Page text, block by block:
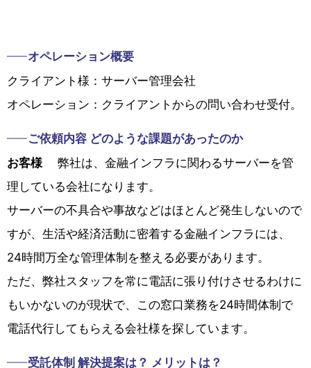
オペレーション概要
クライアント様：サーバー管理会社
オペレーション：クライアントからの問い合わせ受付。
ご依頼内容 どのような課題があったのか
お客様
弊社は、金融インフラに関わるサーバーを管
理している会社になります。
サーバーの不具合や事故などはほとんど発生しないので
すが、生活や経済活動に密着する金融インフラには、
24時間万全な管理体制を整える必要があります。
ただ、弊社スタッフを常に電話に張り付けさせるわけに
もいかないのが現状で、この窓口業務を24時間体制で
電話代行してもらえる会社様を探しています。
受託体制 解決提案は？ メリットは？